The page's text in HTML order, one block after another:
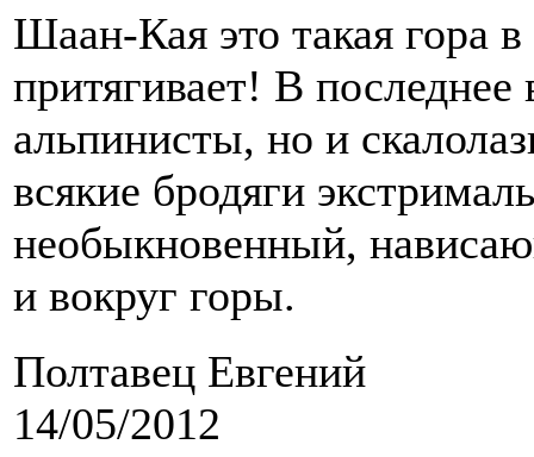
Шаан-Кая это такая гора
притягивает! В последнее
альпинисты, но и
всякие бродяги
необыкновенный,
и вокруг горы.
Полтавец Евгений
14/05/2012